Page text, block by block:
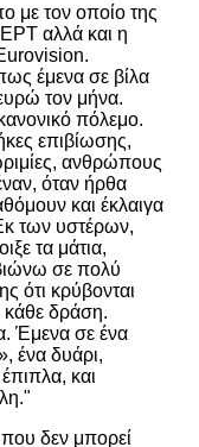
με τον οποίο της
αλλά και η
έμενα σε βίλα
τον μήνα.
πόλεμο.
επιβίωσης,
ανθρώπους
όταν ήρθα
και έκλαιγα
των υστέρων,
τα μάτια,
σε πολύ
ότι κρύβονται
δράση.
Έμενα σε ένα
ένα δυάρι,
και
δεν μπορεί